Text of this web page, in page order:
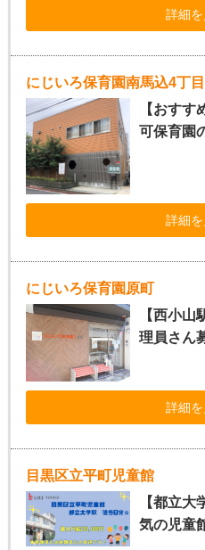
詳細
にじいろ保育園南馬込4丁目
【おす
可保育園
詳細
にじいろ保育園原町
【西小山
理員さん
詳細
目黒区立平町児童館
【都立
気の児童